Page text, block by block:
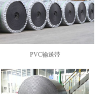
PVC输送带